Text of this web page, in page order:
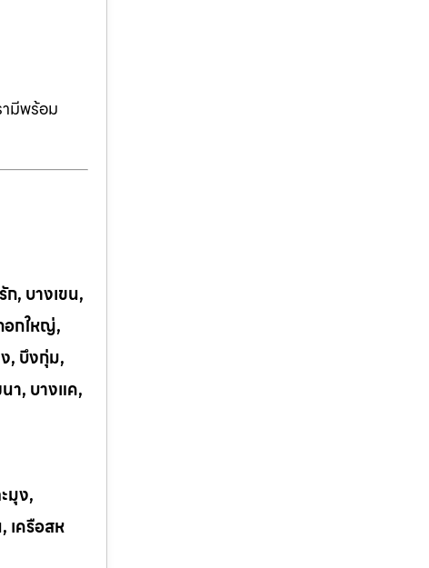
ามีพร้อม
, บางเขน,
อกใหญ่,
, บึงกุ่ม,
า, บางแค,
มุง,
เครือสห